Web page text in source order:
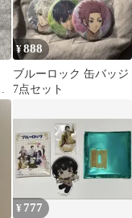
¥888
ブルーロック 缶バッジ
7点セット
¥ 777